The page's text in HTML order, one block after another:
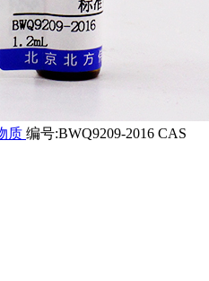
质 编号:BWQ9209-2016 CAS